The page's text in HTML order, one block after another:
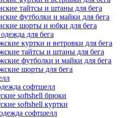
тайтсы и штаны для бега
футболки и майки для бега
шорты и юбки для бега
для бега
куртки и ветровки для бега
тайтсы и штаны для бега
футболки и майки для бега
шорты для бега
софтшелл
softshell брюки
softshell куртки
софтшелл